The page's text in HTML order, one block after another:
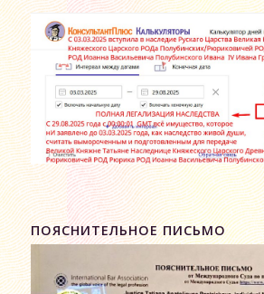
ПОЯСНИТЕЛЬНОЕ ПИСЬМО